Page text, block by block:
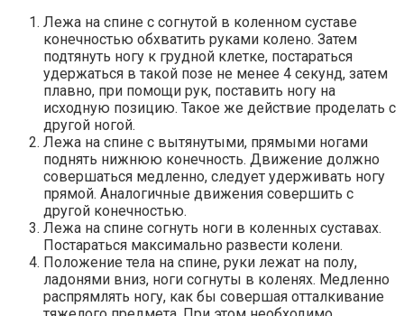
Лежа на спине с согнутой в коленном суставе
конечностью обхватить руками колено. Затем
подтянуть ногу к грудной клетке, постараться
удержаться в такой позе не менее 4 секунд, затем
плавно, при помощи рук, поставить ногу на
исходную позицию. Такое же действие проделать с
другой ногой.
Лежа на спине с вытянутыми, прямыми ногами
поднять нижнюю конечность. Движение должно
совершаться медленно, следует удерживать ногу
прямой. Аналогичные движения совершить с
другой конечностью.
Лежа на спине согнуть ноги в коленных суставах.
Постараться максимально развести колени.
Положение тела на спине, руки лежат на полу,
ладонями вниз, ноги согнуты в коленях. Медленно
распрямлять ногу, как бы совершая отталкивание